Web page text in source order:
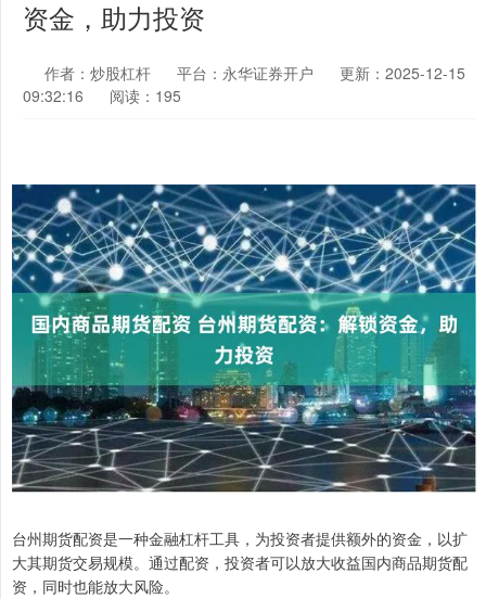
资金，助力投资
作者：炒股杠杆 平台：永华证券开户
更新：2025-12-15
09:32:16
阅读：195
台州期货配资是一种金融杠杆工具，为投资者提供额外的资金，以扩
大其期货交易规模。通过配资，投资者可以放大收益国内商品期货配
资，同时也能放大风险。